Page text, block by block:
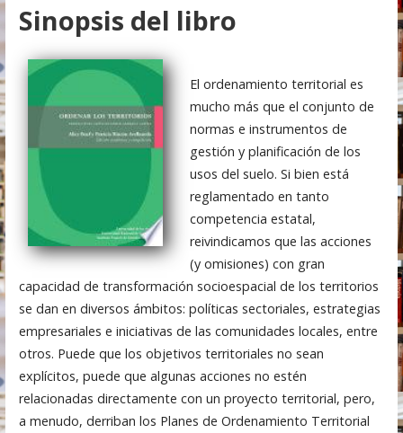
e
n
i
d
o
Sinopsis del libro
El ordenamiento territorial es
mucho más que el conjunto de
normas e instrumentos de
gestión y planificación de los
usos del suelo. Si bien está
reglamentado en tanto
competencia estatal,
reivindicamos que las acciones
(y omisiones) con gran
capacidad de transformación socioespacial de los territorios
se dan en diversos ámbitos: políticas sectoriales, estrategias
empresariales e iniciativas de las comunidades locales, entre
otros. Puede que los objetivos territoriales no sean
explícitos, puede que algunas acciones no estén
relacionadas directamente con un proyecto territorial, pero,
a menudo, derriban los Planes de Ordenamiento Territorial